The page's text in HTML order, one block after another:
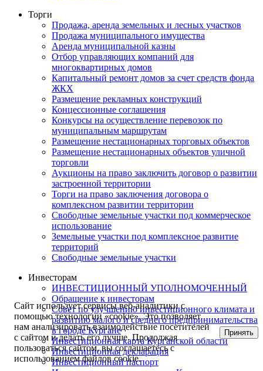
Торги
Продажа, аренда земельных и лесных участков
Продажа муниципального имущества
Аренда муниципальной казны
Отбор управляющих компаний для
многоквартирных домов
Капитальный ремонт домов за счет средств фонда
ЖКХ
Размещение рекламных конструкций
Концессионные соглашения
Конкурсы на осуществление перевозок по
муниципальным маршрутам
Размещение нестационарных торговых объектов
Размещение нестационарных объектов уличной
торговли
Аукционы на право заключить договор о развитии
застроенной территории
Торги на право заключения договора о
комплексном развитии территории
Свободные земельные участки под коммерческое
использование
Земельные участки под комплексное развитие
территорий
Свободные земельные участки
Инвесторам
ИНВЕСТИЦИОННЫЙ УПОЛНОМОЧЕННЫЙ
Обращение к инвесторам
Совет по улучшению инвестиционного климата и
развитию малого и среднего предпринимательства
в городе Кургане
Инвестиционная карта Курганской области
Инвестиционная декларация
Инвестиционный паспорт
Сайт использует сервисы веб-аналитики с
помощью технологии «cookie». Это позволяет
нам анализировать взаимодействие посетителей
с сайтом и делать его лучше. Продолжая
пользоваться сайтом, вы соглашаетесь с
использованием файлов cookie.
Принять